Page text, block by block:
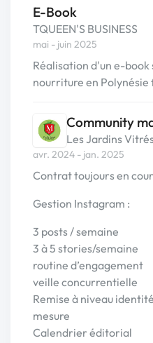
E-Book
TQUEEN'S BUSINESS
mai - juin 2025
Réalisation d'un e-book
nourriture en Polynésie
Community
Les Jardins
avr. 2024 - jan. 2025
Contrat toujours en
Gestion Instagram :
3 posts / semaine
3 à 5 stories/semaine
routine d’engagement
veille concurrentielle
Remise à niveau
mesure
Calendrier éditorial